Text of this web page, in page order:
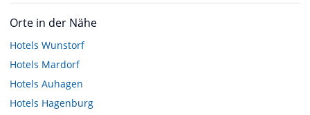
Orte in der Nähe
Hotels Wunstorf
Hotels Mardorf
Hotels Auhagen
Hotels Hagenburg